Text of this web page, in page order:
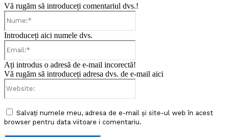
Vă rugăm să introduceți comentariul dvs.!
Introduceți aici numele dvs.
Ați introdus o adresă de e-mail incorectă!
Vă rugăm să introduceți adresa dvs. de e-mail aici
Salvați numele meu, adresa de e-mail și site-ul web în acest
browser pentru data viitoare i comentariu.